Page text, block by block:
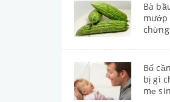
Bà
mướp
Bố
bị gì
mẹ